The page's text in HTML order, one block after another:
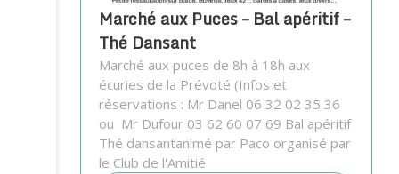
Marché aux Puces – Bal apéritif –
Thé Dansant
Marché aux puces de 8h à 18h aux
écuries de la Prévoté (Infos et
réservations : Mr Danel 06 32 02 35 36
ou Mr Dufour 03 62 60 07 69 Bal apéritif
Thé dansantanimé par Paco organisé par
le Club de l'Amitié